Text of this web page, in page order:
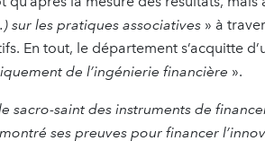
sur les pratiques associatives » à
En tout, le département s’acquitte
de l’ingénierie financière ».
sacro-saint des instruments de
ses preuves pour financer